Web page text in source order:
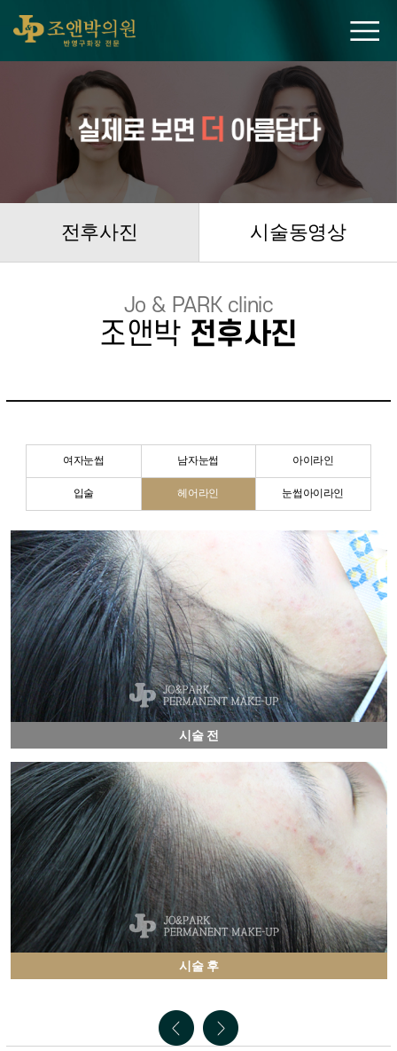
전후사진 시술동영상
Jo & PARK clinic
조앤박전후사진
여자눈썹 남자눈썹 아이라인
입술 헤어라인 눈썹아이라인
시술 전
시술 후